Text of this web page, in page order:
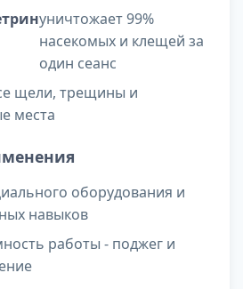
уничтожает 99%
насекомых и клещей за
один сеанс
щели, трещины и
места
оборудования и
навыков
работы - поджег и